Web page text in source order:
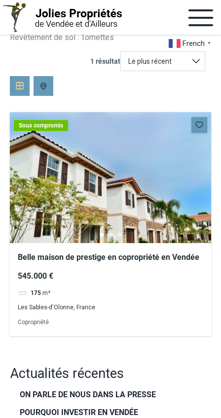
Aller
contenu
Contact
Revêtement de sol :Tomettes
1 résultat
Sous compromis
Belle maison de prestige en copropriété en Vendée
545.000 €
175 m²
Les Sables-d'Olonne, France
Copropriété
Actualités récentes
ON PARLE DE NOUS DANS LA PRESSE
POURQUOI INVESTIR EN VENDÉE
French ▼